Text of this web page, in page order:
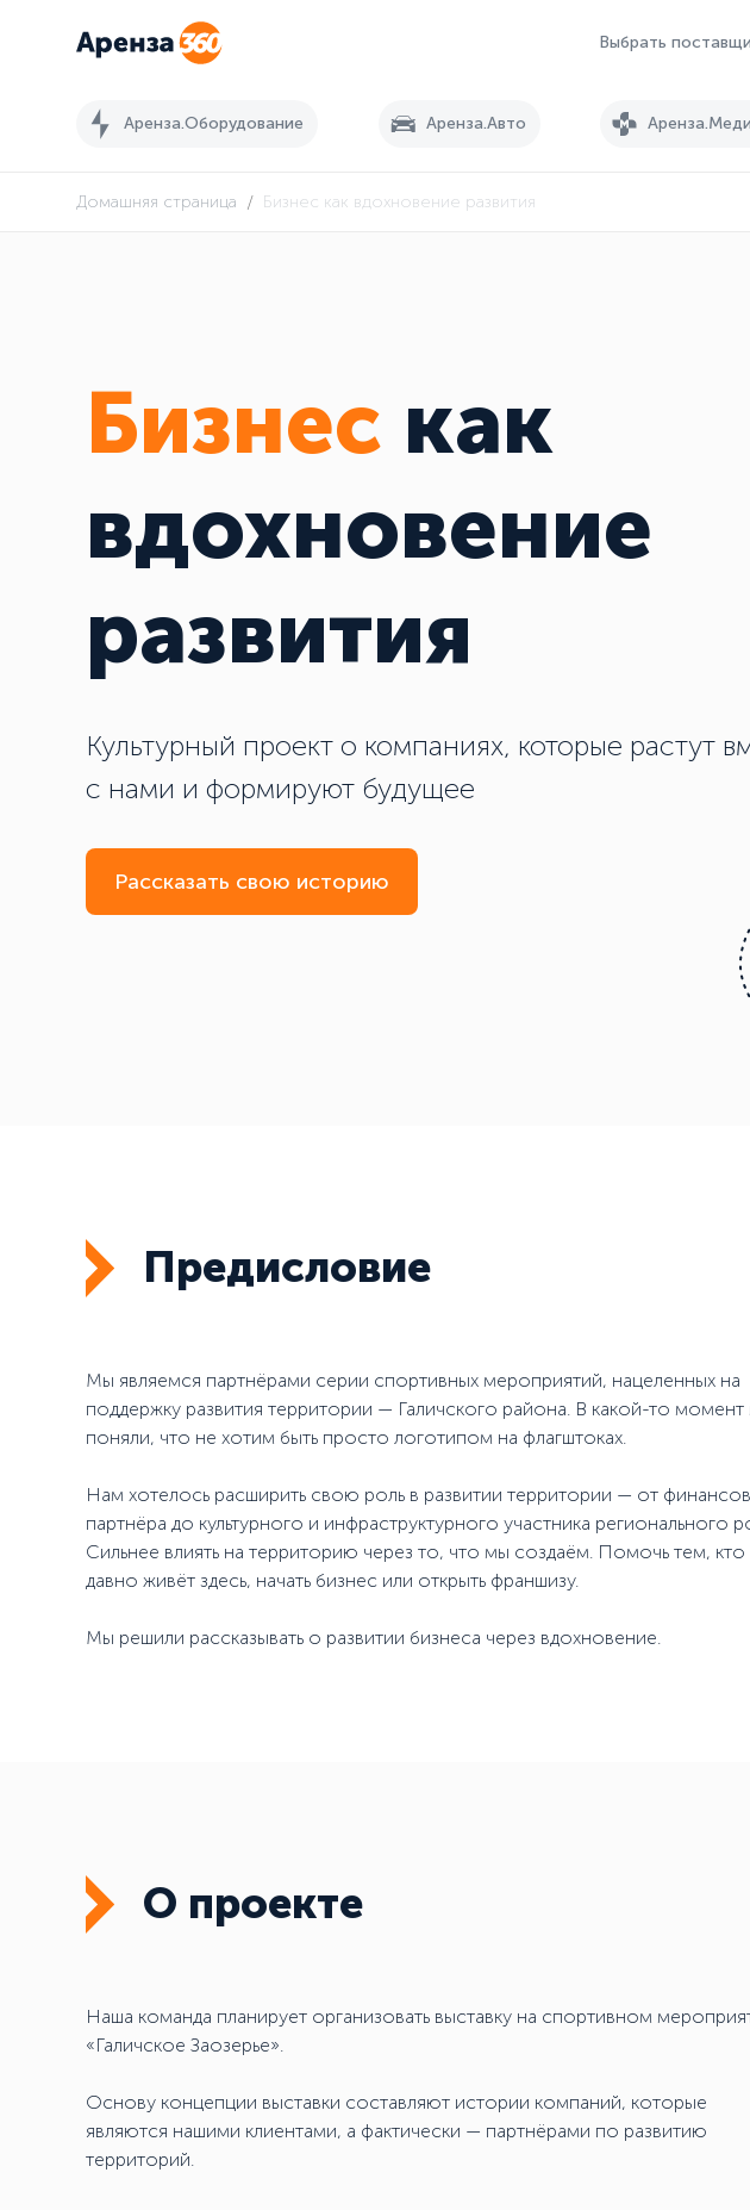
Выбрать
Аренза.Оборудование Аренза.Авто
Домашняя страница / Бизнес как вдохновение развития
Бизнес как
вдохновение
развития
Культурный проект о компаниях, которые растут
с нами и формируют будущее
Рассказать свою историю
Предисловие
Мы являемся партнёрами серии спортивных мероприятий, нацеленных на
поддержку развития территории — Галичского района. В какой-то
поняли, что не хотим быть просто логотипом на флагштоках.
Нам хотелось расширить свою роль в развитии территории — от
партнёра до культурного и инфраструктурного участника регионального
Сильнее влиять на территорию через то, что мы создаём. Помочь тем, кто
давно живёт здесь, начать бизнес или открыть франшизу.
Мы решили рассказывать о развитии бизнеса через вдохновение.
О проекте
Наша команда планирует организовать выставку на спортивном
«Галичское Заозерье».
Основу концепции выставки составляют истории компаний, которые
являются нашими клиентами, а фактически — партнёрами по развитию
территорий.